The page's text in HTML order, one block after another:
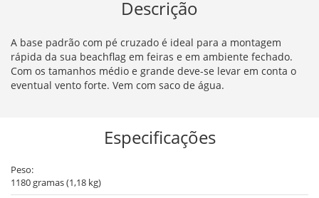
Descrição
A base padrão com pé cruzado é ideal para a montagem
rápida da sua beachflag em feiras e em ambiente fechado.
Com os tamanhos médio e grande deve-se levar em conta o
eventual vento forte. Vem com saco de água.
Especificações
Peso:
1180 gramas (1,18 kg)